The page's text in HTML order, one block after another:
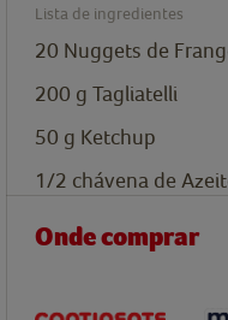
Lista de ingredientes
20 Nuggets de
200 g Tagliatelli
50 g Ketchup
1/2 chávena de
Onde comprar